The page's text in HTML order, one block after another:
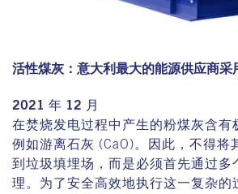
活性煤灰：意大利最大的能源供应商采
2021 年 12 月
在焚烧发电过程中产生的粉煤灰含有
例如游离石灰 (CaO)。因此，不得将
到垃圾填埋场，而是必须首先通过多
理。为了安全高效地执行这一复杂的